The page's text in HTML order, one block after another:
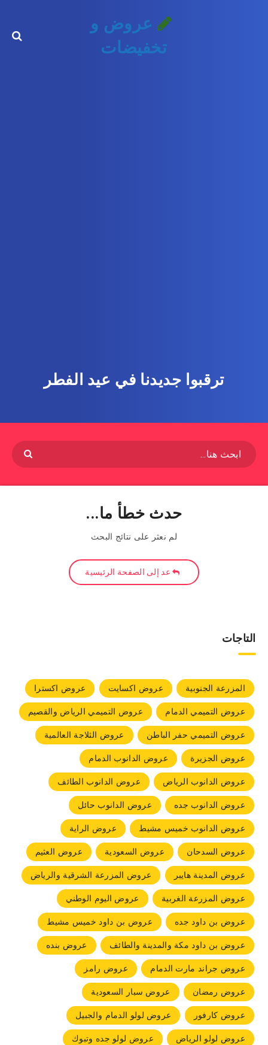
عروض و
تخفيضات
ترقبوا جديدنا في عيد الفطر
حدث خطأ ما...
لم نعثر على نتائج البحث
عد إلى الصفحة الرئيسية
التاجات
المزرعة الجنوبية عروض اكسايت
عروض اكسترا
عروض التميمي الدمام
عروض التميمي الرياض والقصيم
عروض التميمي حفر الباطن
عروض الثلاجة العالمية
عروض الجزيرة
عروض الدانوب الدمام
عروض الدانوب الرياض
عروض الدانوب الطائف
عروض الدانوب جده
عروض الدانوب حائل
عروض الدانوب خميس مشيط
عروض الراية
عروض السدحان
عروض السعودية
عروض العثيم
عروض المدينة هايبر
عروض المزرعة الشرقية والرياض
عروض المزرعة الغربية
عروض اليوم الوطني
عروض بن داود جده
عروض بن داود خميس مشيط
عروض بن داود مكة والمدينة والطائف
عروض بنده
عروض جراند مارت الدمام
عروض رامز
عروض رمضان
عروض سبار السعودية
عروض كارفور
عروض لولو الدمام والجبيل
عروض لولو الرياض
عروض لولو جده وتبوك